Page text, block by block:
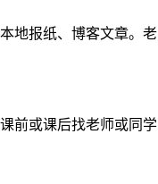
地报纸、博客文章。老
前或课后找老师或同学